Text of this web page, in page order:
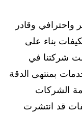
وقادر
بناء على
شركتنا في
بمنتهى الدقة
الشركات
قد انتشرت